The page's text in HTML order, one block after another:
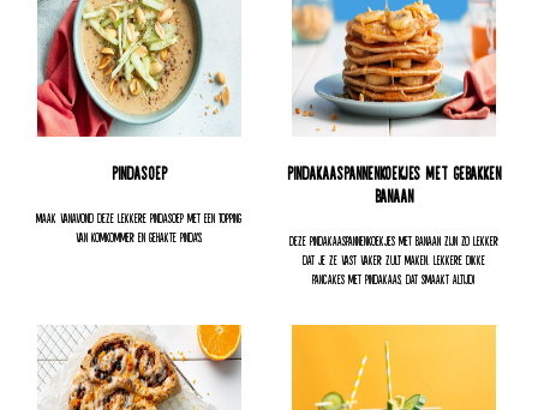
Pindasoep
Maak vanavond deze lekkere pindasoep met een topping
van komkommer en gehakte pinda's.
Pindakaaspannenkoekjes met gebakken
banaan
Deze pindakaaspannenkoekjes met banaan zijn zo lekker
dat je ze vast vaker zult maken. Lekkere dikke
pancakes met pindakaas, dat smaakt altijd!